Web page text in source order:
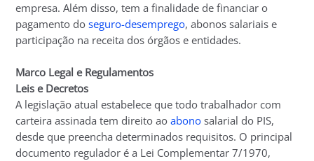
empresa. Além disso, tem a finalidade de financiar o
pagamento doseguro-desemprego, abonos salariais e
participação na receita dos órgãos e entidades.
Marco Legal e Regulamentos
Leis e Decretos
A legislação atual estabelece que todo trabalhador com
carteira assinada tem direito aoabono salarial do PIS,
desde que preencha determinados requisitos. O principal
documento regulador é a Lei Complementar 7/1970,